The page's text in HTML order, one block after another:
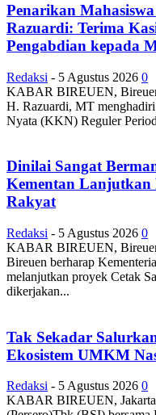
Penarikan
Razuardi: Terima
Pengabdian kepada
Redaksi - 5 Agustus 2026 0
KABAR BIREUEN,
H. Razuardi, MT
Nyata (KKN) Reguler
Dinilai Sangat
Kementan Lanjutkan
Rakyat
Redaksi - 5 Agustus 2026 0
KABAR BIREUEN,
Bireuen berharap
melanjutkan proyek Cetak
dikerjakan...
Tak Sekadar
Ekosistem UMKM
Redaksi - 5 Agustus 2026 0
KABAR BIREUEN, Jakarta